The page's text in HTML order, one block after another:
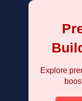
Explore